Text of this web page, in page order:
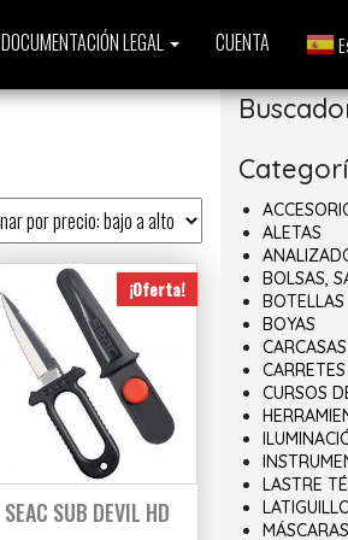
DOCUMENTACIÓN LEGAL CUENTA
¡Oferta!
SEAC SUB DEVIL HD
ALETAS
BOLSAS,
BOTELLAS
BOYAS
CURSOS
LASTRE
MÁSCARAS